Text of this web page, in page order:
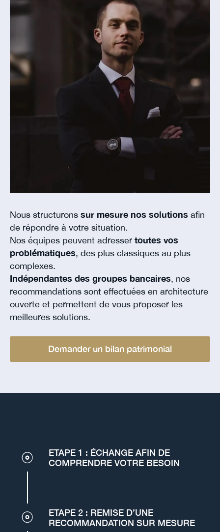
Nous structurons sur mesure nos solutions afin
de répondre à votre situation.
Nos équipes peuvent adresser toutes vos
problématiques, des plus classiques au plus
complexes.
Indépendantes des groupes bancaires, nos
recommandations sont effectuées en architecture
ouverte et permettent de vous proposer les
meilleures solutions.
Demander un bilan patrimonial
ETAPE 1 : ÉCHANGE AFIN DE
COMPRENDRE VOTRE BESOIN
ETAPE 2 : REMISE D’UNE
RECOMMANDATION SUR MESURE